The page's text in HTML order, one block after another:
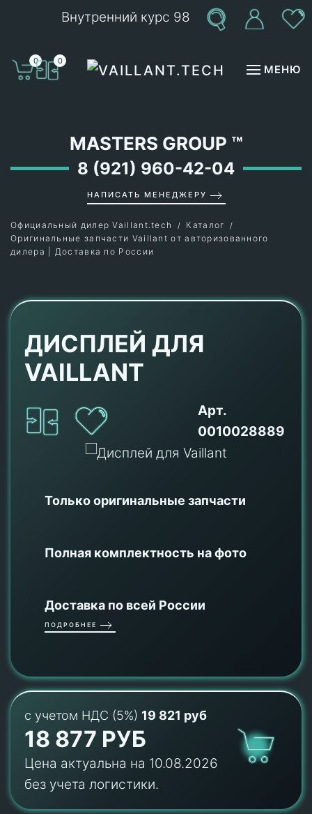
Внутренний курс 98
0 0
МЕНЮ
MASTERS GROUP ™
8 (921) 960-42-04
НАПИСАТЬ МЕНЕДЖЕРУ
Официальный дилер Vaillant.tech
Каталог
Оригинальные запчасти Vaillant от авторизованного
дилера | Доставка по России
ДИСПЛЕЙ ДЛЯ
VAILLANT
Арт.
0010028889
Только оригинальные запчасти
Полная комплектность на фото
Доставка по всей России
ПОДРОБНЕЕ
с учетом НДС (5%) 19 821 руб
18 877 РУБ
Цена актуальна на 10.08.2026
без учета логистики.